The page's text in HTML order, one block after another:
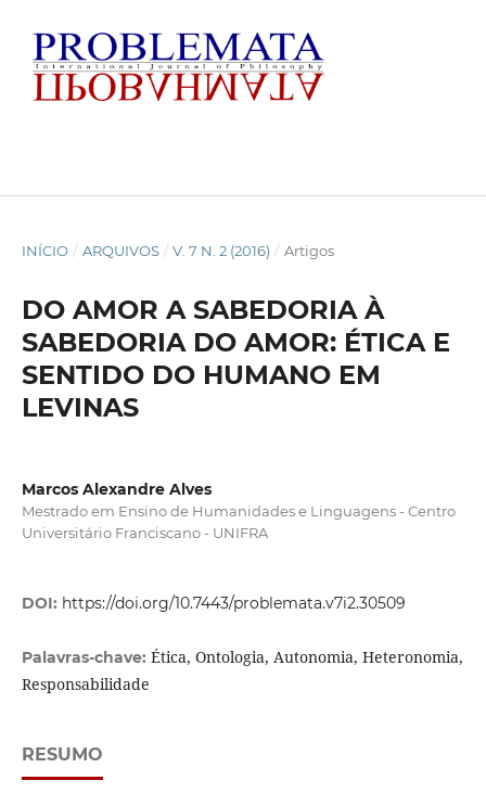
INÍCIO / ARQUIVOS / V. 7 N. 2 (2016) / Artigos
DO AMOR A SABEDORIA À
SABEDORIA DO AMOR: ÉTICA E
SENTIDO DO HUMANO EM
LEVINAS
Marcos Alexandre Alves
Mestrado em Ensino de Humanidades e Linguagens - Centro
Universitário Franciscano - UNIFRA
DOI: https://doi.org/10.7443/problemata.v7i2.30509
Palavras-chave: Ética, Ontologia, Autonomia, Heteronomia,
Responsabilidade
RESUMO